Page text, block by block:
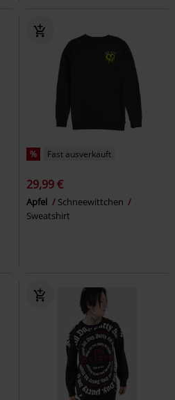
% Fast ausverkauft
29,99 €
Apfel
Schneewittchen
Sweatshirt